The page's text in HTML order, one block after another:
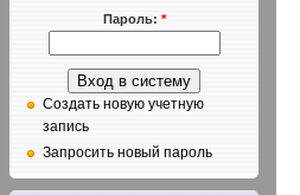
Пароль: *
Создать новую учетную
запись
Запросить новый пароль